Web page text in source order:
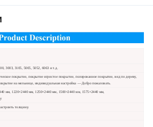
3003, 3105, 5005, 5052, 6063 и т.д.
покрытие, покрытие игристое покрытие, полированное покрытие, вид по дереву,
на мельнице, индивидуальная настройка — Добро пожаловать.
мм, 1220×2440 мм, 1250×2440 мм, 1500×2440 мм, 1575×2440 мм,
толщину.